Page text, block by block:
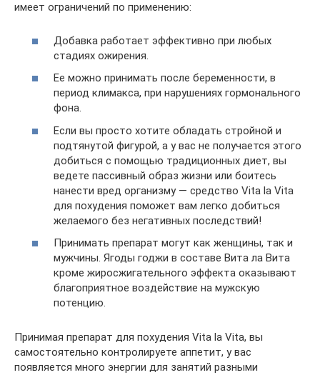
имеет ограничений по применению:
Добавка работает эффективно при любых
стадиях ожирения.
Ее можно принимать после беременности, в
период климакса, при нарушениях гормонального
фона.
Если вы просто хотите обладать стройной и
подтянутой фигурой, а у вас не получается этого
добиться с помощью традиционных диет, вы
ведете пассивный образ жизни или боитесь
нанести вред организму — средство Vita la Vita
для похудения поможет вам легко добиться
желаемого без негативных последствий!
Принимать препарат могут как женщины, так и
мужчины. Ягоды годжи в составе Вита ла Вита
кроме жиросжигательного эффекта оказывают
благоприятное воздействие на мужскую
потенцию.
Принимая препарат для похудения Vita la Vita, вы
самостоятельно контролируете аппетит, у вас
появляется много энергии для занятий разными